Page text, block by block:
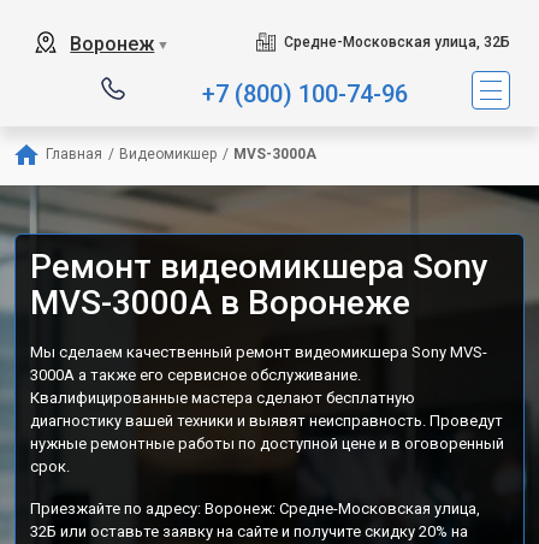
Воронеж ▼ Средне-Московская улица, 32Б
+7 (800) 100-74-96
Главная / Видеомикшер / MVS-3000A
Ремонт видеомикшера Sony
MVS-3000A в Воронеже
Мы сделаем качественный ремонт видеомикшера Sony MVS-
3000A а также его сервисное обслуживание.
Квалифицированные мастера сделают бесплатную
диагностику вашей техники и выявят неисправность. Проведут
нужные ремонтные работы по доступной цене и в оговоренный
срок.
Приезжайте по адресу: Воронеж: Средне-Московская улица,
32Б или оставьте заявку на сайте и получите скидку 20% на